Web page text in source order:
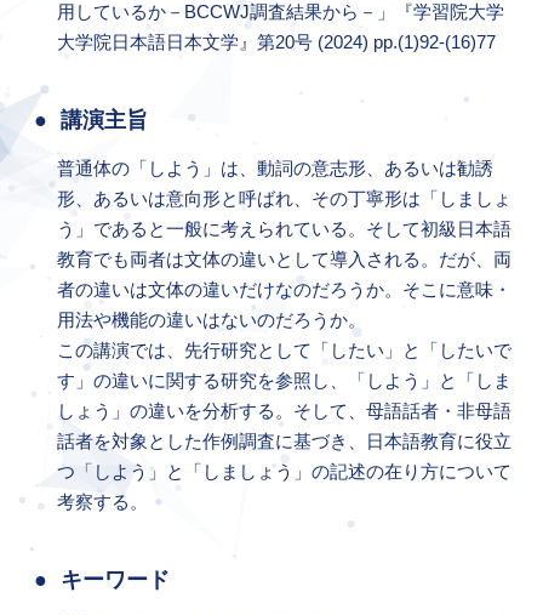
用しているか－BCCWJ調査結果から－」『学習院大学
大学院日本語日本文学』第20号 (2024) pp.(1)92-(16)77
講演主旨
普通体の「しよう」は、動詞の意志形、あるいは勧誘
形、あるいは意向形と呼ばれ、その丁寧形は「しましょ
う」であると一般に考えられている。そして初級日本語
教育でも両者は文体の違いとして導入される。だが、両
者の違いは文体の違いだけなのだろうか。そこに意味・
用法や機能の違いはないのだろうか。
この講演では、先行研究として「したい」と「したいで
す」の違いに関する研究を参照し、「しよう」と「しま
しょう」の違いを分析する。そして、母語話者・非母語
話者を対象とした作例調査に基づき、日本語教育に役立
つ「しよう」と「しましょう」の記述の在り方について
考察する。
キーワード